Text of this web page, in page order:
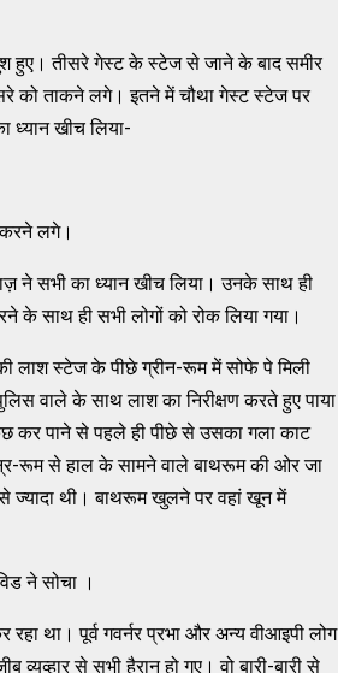
हुए। तीसरे गेस्ट के स्टेज से जाने के बाद समीर
को ताकने लगे। इतने में चौथा गेस्ट स्टेज पर
खीच लिया-
लगे।
ने सभी का ध्यान खीच लिया। उनके साथ ही
साथ ही सभी लोगों को रोक लिया गया।
लाश स्टेज के पीछे ग्रीन-रूम में सोफे पे मिली
वाले के साथ लाश का निरीक्षण करते हुए पाया
कर पाने से पहले ही पीछे से उसका गला काट
रूम से हाल के सामने वाले बाथरूम की ओर जा
ज्यादा थी। बाथरूम खुलने पर वहां खून में
ने सोचा ।
था। पूर्व गवर्नर प्रभा और अन्य वीआइपी लोग
से सभी हैरान हो गए। वो बारी-बारी से